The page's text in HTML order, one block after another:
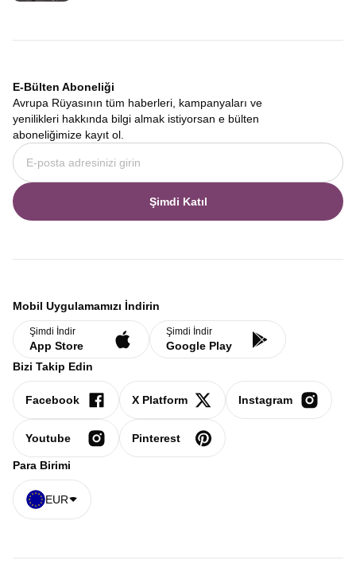
E-Bülten Aboneliği
Avrupa Rüyasının tüm haberleri, kampanyaları ve
yenilikleri hakkında bilgi almak istiyorsan e bülten
aboneliğimize kayıt ol.
Şimdi Katıl
Mobil Uygulamamızı İndirin
Şimdi İndir
App Store
Şimdi İndir
Google Play
Bizi Takip Edin
Facebook X Platform Instagram
Youtube Pinterest
Para Birimi
EUR